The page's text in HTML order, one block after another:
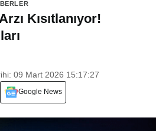
Kısıtlanıyor!
09 Mart 2026 15:17:27
Google News